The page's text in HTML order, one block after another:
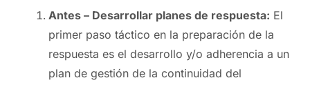
Antes – Desarrollar planes de respuesta: El
primer paso táctico en la preparación de la
respuesta es el desarrollo y/o adherencia a un
plan de gestión de la continuidad del